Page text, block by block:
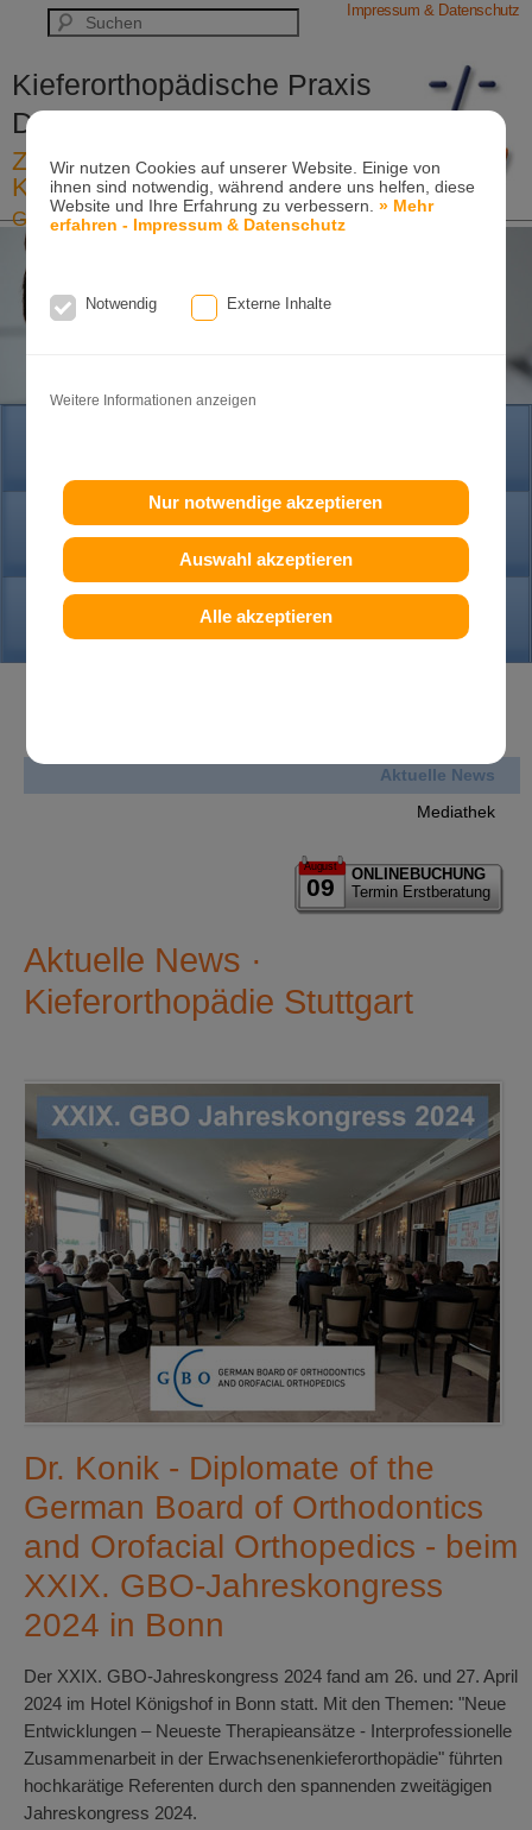
Wir nutzen Cookies auf unserer Website. Einige von
ihnen sind notwendig, während andere uns helfen, diese
Website und Ihre Erfahrung zu verbessern.» Mehr
erfahren - Impressum & Datenschutz
Notwendig Externe Inhalte
Weitere Informationen anzeigen
Nur notwendige akzeptieren
Auswahl akzeptieren
Alle akzeptieren
Impressum & Datenschutz
Kieferorthopädische Praxis
Dr. Konik & Kollegen
Zahn- und Kieferregulierungen für
Kinder und Erwachsene
Ganzheitliche-Kieferorthopädie
Erwachsenen-Kieferorthopädie
Tel. +49
PRAXIS
KONTAKT
Aktuelle News
Mediathek
August
09
ONLINEBUCHUNG
Termin Erstberatung
Aktuelle News ·
Kieferorthopädie Stuttgart
Dr. Konik - Diplomate of the
German Board of Orthodontics
and Orofacial Orthopedics - beim
XXIX. GBO-Jahreskongress
2024 in Bonn
Der XXIX. GBO-Jahreskongress 2024 fand am 26. und 27. April
2024 im Hotel Königshof in Bonn statt. Mit den Themen: "Neue
Entwicklungen – Neueste Therapieansätze - Interprofessionelle
Zusammenarbeit in der Erwachsenenkieferorthopädie" führten
hochkarätige Referenten durch den spannenden zweitägigen
Jahreskongress 2024.